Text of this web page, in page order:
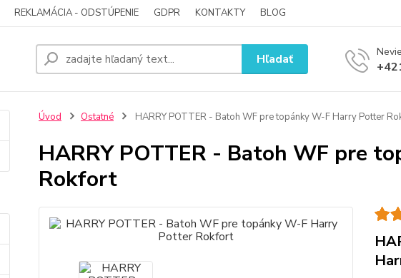
REKLAMÁCIA - ODSTÚPENIE GDPR KONTAKTY BLOG
Hľadať
Úvod Ostatné HARRY POTTER - Batoh WF pre topánky W-F Harry Potter
HARRY POTTER - Batoh WF pre
Rokfort